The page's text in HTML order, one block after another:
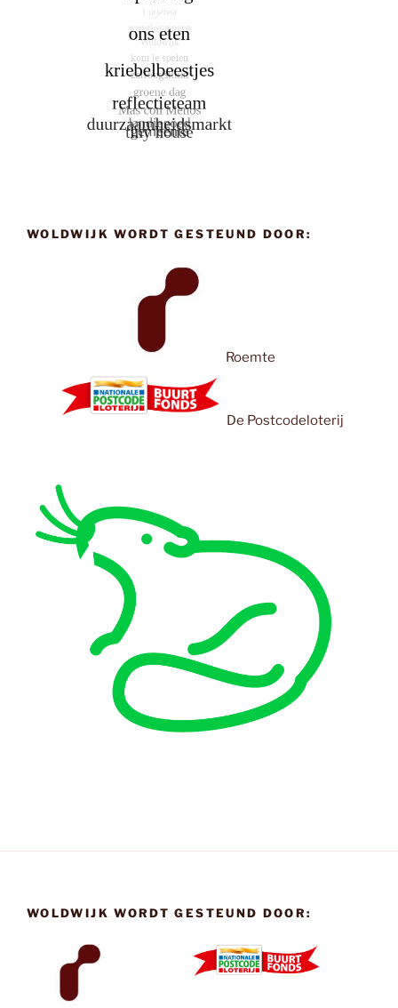
WOLDWIJK WORDT GESTEUND DOOR:
Roemte
De Postcodeloterij
WOLDWIJK WORDT GESTEUND DOOR: